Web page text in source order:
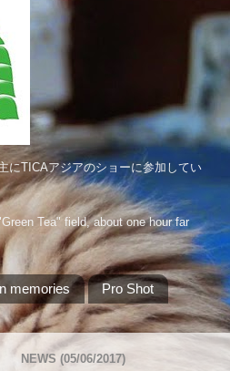
にTICAアジアのショーに参加してい
Tea" field, about one hour far
memories
Pro Shot
NEWS (05/06/2017)